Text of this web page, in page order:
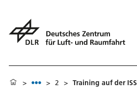
> > 2 > Training auf der ISS